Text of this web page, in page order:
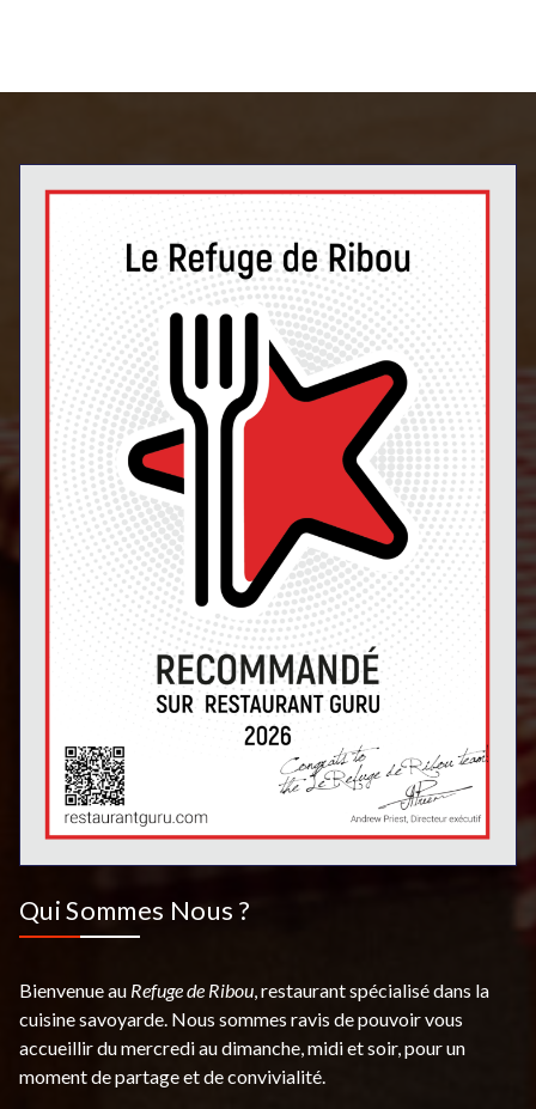
Qui Sommes Nous ?
Bienvenue au Refuge de Ribou, restaurant spécialisé dans la
cuisine savoyarde. Nous sommes ravis de pouvoir vous
accueillir du mercredi au dimanche, midi et soir, pour un
moment de partage et de convivialité.